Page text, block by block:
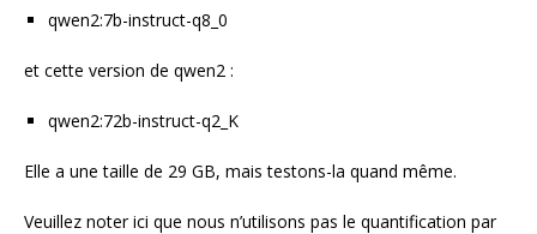
qwen2:7b-instruct-q8_0
et cette version de qwen2 :
qwen2:72b-instruct-q2_K
Elle a une taille de 29 GB, mais testons-la quand même.
Veuillez noter ici que nous n’utilisons pas le quantification par